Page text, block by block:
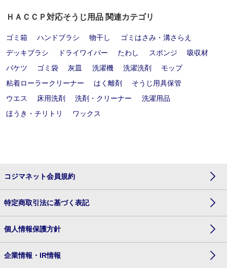
ＨＡＣＣＰ対応そうじ用品 関連カテゴリ
ゴミ箱 ハンドブラシ 物干し
ゴミはさみ・溝さらえ
デッキブラシ
ドライワイパー たわし スポンジ
吸収材
バケツ
ゴミ袋 灰皿 洗濯機 洗濯洗剤
モップ
粘着ローラークリーナー
はく離剤
そうじ用具保管
ウエス
床用洗剤 洗剤・クリーナー
洗濯用品
ほうき・チリトリ
ワックス
コジマネット会員規約
特定商取引法に基づく表記
個人情報保護方針
企業情報・IR情報